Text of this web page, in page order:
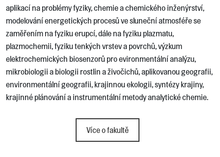
aplikací na problémy fyziky, chemie a chemického inženýrství,
modelování energetických procesů ve sluneční atmosféře se
zaměřením na fyziku erupcí, dále na fyziku plazmatu,
plazmochemii, fyziku tenkých vrstev a povrchů, výzkum
elektrochemických biosenzorů pro evironmentální analýzu,
mikrobiologii a biologii rostlin a živočichů, aplikovanou geografii,
environmentální geografii, krajinnou ekologii, syntézy krajiny,
krajinné plánování a instrumentální metody analytické chemie.
Více o fakultě